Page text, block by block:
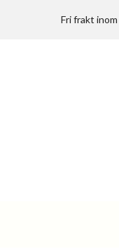
Fri frakt